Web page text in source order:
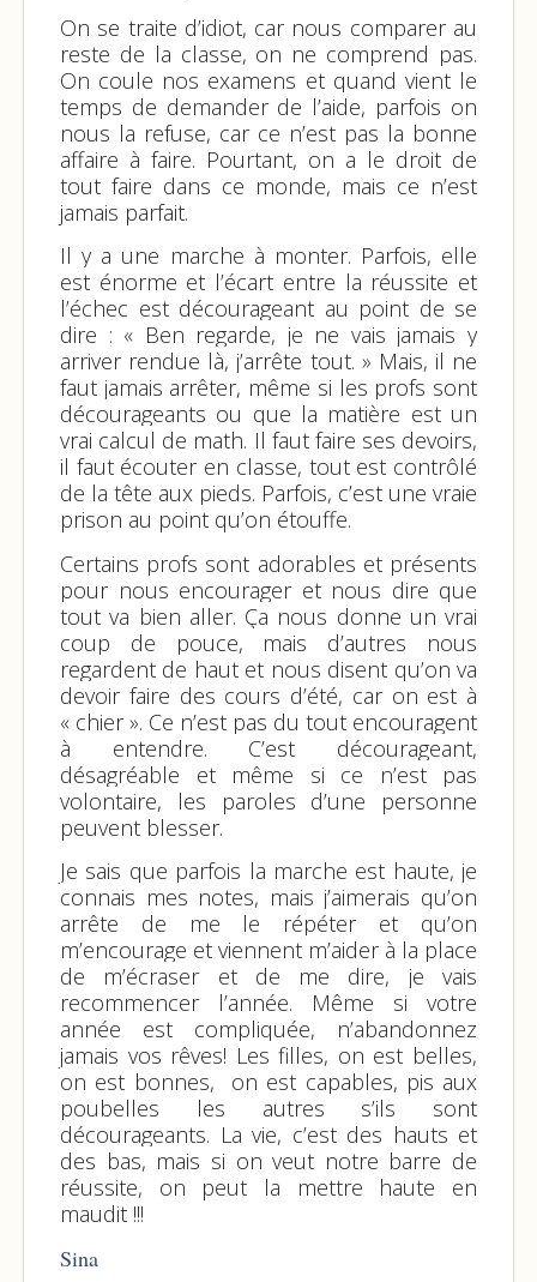
On se traite d’idiot, car nous comparer au
reste de la classe, on ne comprend pas.
On coule nos examens et quand vient le
temps de demander de l’aide, parfois on
nous la refuse, car ce n’est pas la bonne
affaire à faire. Pourtant, on a le droit de
tout faire dans ce monde, mais ce n’est
jamais parfait.
Il y a une marche à monter. Parfois, elle
est énorme et l’écart entre la réussite et
l’échec est décourageant au point de se
dire : « Ben regarde, je ne vais jamais y
arriver rendue là, j’arrête tout. » Mais, il ne
faut jamais arrêter, même si les profs sont
décourageants ou que la matière est un
vrai calcul de math. Il faut faire ses devoirs,
il faut écouter en classe, tout est contrôlé
de la tête aux pieds. Parfois, c’est une vraie
prison au point qu’on étouffe.
Certains profs sont adorables et présents
pour nous encourager et nous dire que
tout va bien aller. Ça nous donne un vrai
coup de pouce, mais d’autres nous
regardent de haut et nous disent qu’on va
devoir faire des cours d’été, car on est à
« chier ». Ce n’est pas du tout encouragent
à entendre. C’est décourageant,
désagréable et même si ce n’est pas
volontaire, les paroles d’une personne
peuvent blesser.
Je sais que parfois la marche est haute, je
connais mes notes, mais j’aimerais qu’on
arrête de me le répéter et qu’on
m’encourage et viennent m’aider à la place
de m’écraser et de me dire, je vais
recommencer l’année. Même si votre
année est compliquée, n’abandonnez
jamais vos rêves! Les filles, on est belles,
on est bonnes, on est capables, pis aux
poubelles les autres s’ils sont
décourageants. La vie, c’est des hauts et
des bas, mais si on veut notre barre de
réussite, on peut la mettre haute en
maudit !!!
Sina